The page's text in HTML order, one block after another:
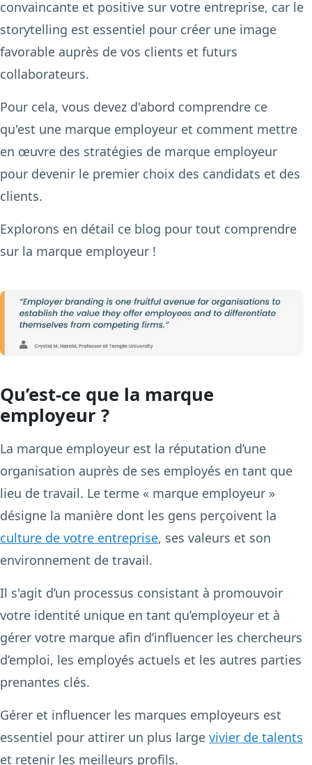
convaincante et positive sur votre entreprise, car le
storytelling est essentiel pour créer une image
favorable auprès de vos clients et futurs
collaborateurs.
Pour cela, vous devez d'abord comprendre ce
qu'est une marque employeur et comment mettre
en œuvre des stratégies de marque employeur
pour devenir le premier choix des candidats et des
clients.
Explorons en détail ce blog pour tout comprendre
sur la marque employeur !
Qu’est-ce que la marque
employeur ?
La marque employeur est la réputation d’une
organisation auprès de ses employés en tant que
lieu de travail. Le terme « marque employeur »
désigne la manière dont les gens perçoivent la
culture de votre entreprise, ses valeurs et son
environnement de travail.
Il s'agit d’un processus consistant à promouvoir
votre identité unique en tant qu’employeur et à
gérer votre marque afin d’influencer les chercheurs
d’emploi, les employés actuels et les autres parties
prenantes clés.
Gérer et influencer les marques employeurs est
essentiel pour attirer un plus large vivier de talents
et retenir les meilleurs profils.